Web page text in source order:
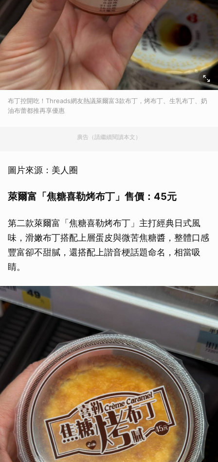
布丁控開吃！Threads網友熱議萊爾富3款布丁，烤布丁、生乳布丁、奶
油布蕾都推再享優惠
廣告（請繼續閱讀本文）
圖片來源：美人圈
萊爾富「焦糖喜勒烤布丁」售價：45元
第二款萊爾富「焦糖喜勒烤布丁」主打經典日式風
味，滑嫩布丁搭配上層蛋皮與微苦焦糖醬，整體口感
豐富卻不甜膩，還搭配上諧音梗話題命名，相當吸
睛。